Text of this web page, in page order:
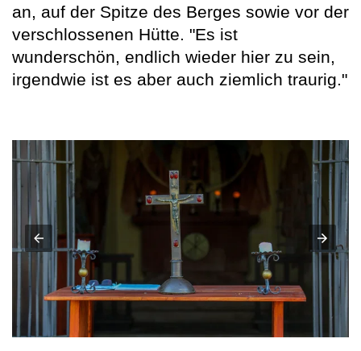
an, auf der Spitze des Berges sowie vor der
verschlossenen Hütte. "Es ist
wunderschön, endlich wieder hier zu sein,
irgendwie ist es aber auch ziemlich traurig."